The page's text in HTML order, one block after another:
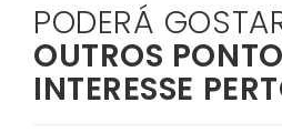
PODERÁ
OUTROS
INTERESSE